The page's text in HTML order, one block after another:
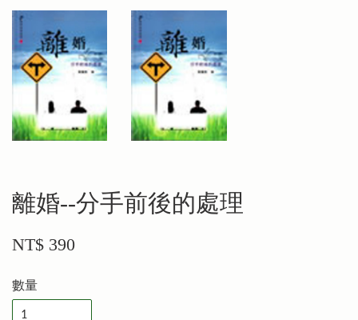
離婚--分手前後的處理
NT$ 390
數量